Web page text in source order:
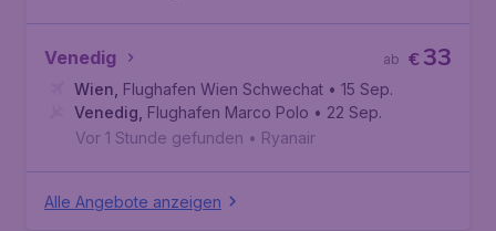
Venedig €33
ab
Wien Flughafen Wien Schwechat • 15 Sep.
Venedig Flughafen Marco Polo • 22 Sep.
Vor 1 Stunde gefunden • Ryanair
Alle Angebote anzeigen